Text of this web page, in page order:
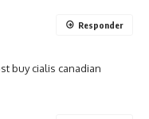
buy cialis canadian
Responder